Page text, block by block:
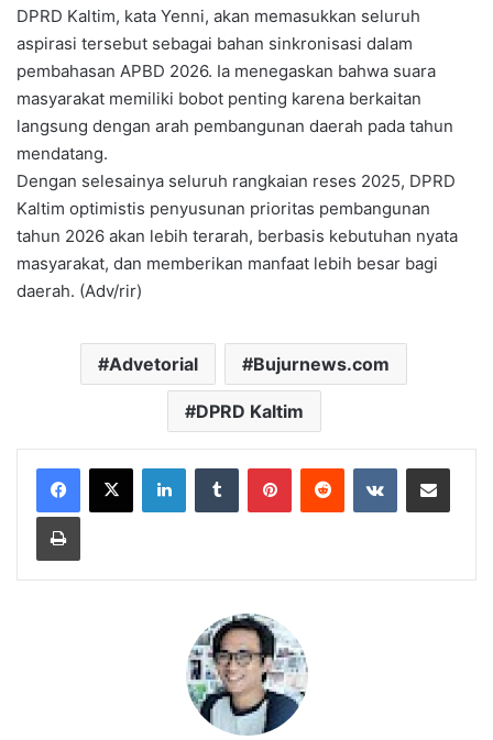
DPRD Kaltim, kata Yenni, akan memasukkan seluruh
aspirasi tersebut sebagai bahan sinkronisasi dalam
pembahasan APBD 2026. Ia menegaskan bahwa suara
masyarakat memiliki bobot penting karena berkaitan
langsung dengan arah pembangunan daerah pada tahun
mendatang.
Dengan selesainya seluruh rangkaian reses 2025, DPRD
Kaltim optimistis penyusunan prioritas pembangunan
tahun 2026 akan lebih terarah, berbasis kebutuhan nyata
masyarakat, dan memberikan manfaat lebih besar bagi
daerah. (Adv/rir)
Advetorial Bujurnews.com
DPRD Kaltim
LinkedInTumblr PinterestReddit VKontakteShare via Email
Print